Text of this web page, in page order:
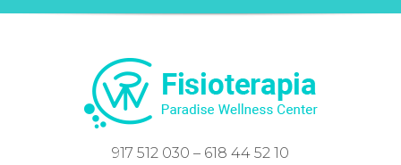
917 512 030 – 618 44 52 10